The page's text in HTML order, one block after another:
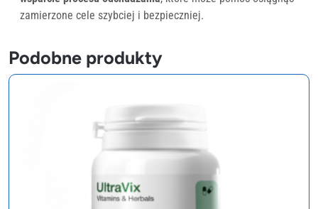
zamierzone cele szybciej i bezpieczniej.
Podobne produkty